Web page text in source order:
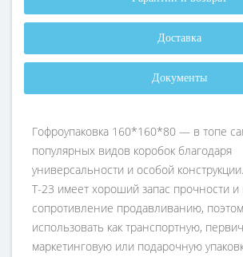
Доставка
Документы
Гофроупаковка 160*160*80 — в топе
популярных видов коробок благодаря
универсальности и особой
Т-23 имеет хороший запас прочности и
сопротивление продавливанию,
использовать как транспортную,
маркетинговую или подарочную